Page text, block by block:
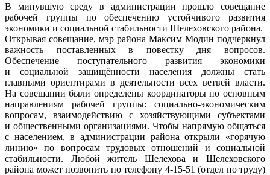
В минувшую среду в администрации прошло совещание
рабочей группы по обеспечению устойчивого развития
экономики и социальной стабильности Шелеховского района.
Открывая совещание, мэр района Максим Модин подчеркнул
важность поставленных в повестку дня вопросов.
Обеспечение поступательного развития экономики
и социальной защищённости населения должны стать
главными ориентирами в деятельности всех ветвей власти.
На совещании были определены координаторы по основным
направлениям рабочей группы: социально-экономическим
вопросам, взаимодействию с хозяйствующими субъектами
и общественными организациями. Чтобы напрямую общаться
с населением, в администрации района открыли «горячую
линию» по вопросам трудовых отношений и социальной
стабильности. Любой житель Шелехова и Шелеховского
района может позвонить по телефону 4-15-51 (отдел по труду)